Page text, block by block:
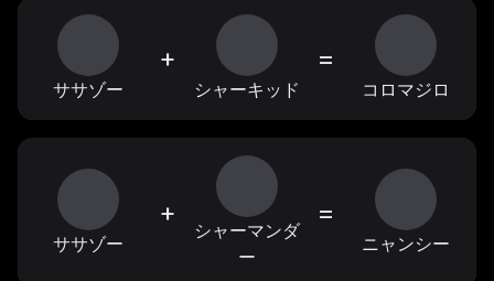
ササゾー
+
シャーキッド
=
コロマジロ
ササゾー
+
シャーマンダ
ー
=
ニャンシー